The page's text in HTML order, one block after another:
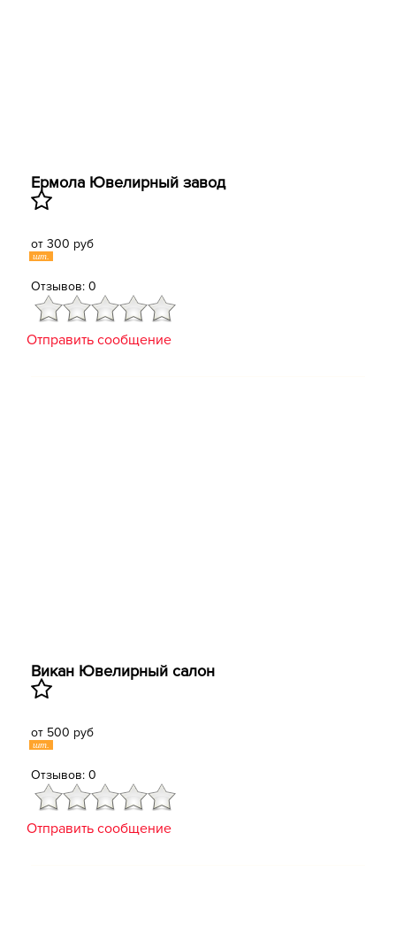
Ермола ​Ювелирный завод
от 300 руб
шт.
Отзывов: 0
Отправить сообщение
Викан ​Ювелирный салон
от 500 руб
шт.
Отзывов: 0
Отправить сообщение